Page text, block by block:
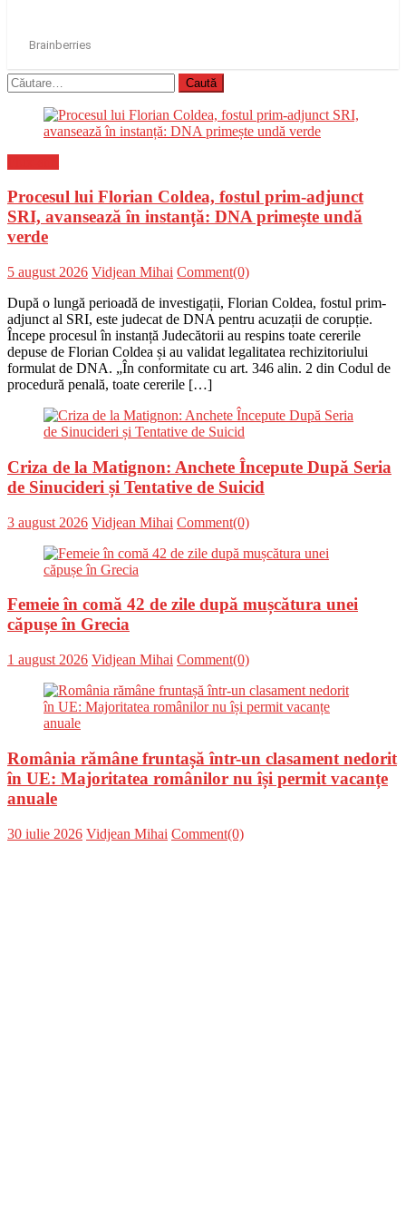
Caută
după:
Procesul lui Florian Coldea, fostul prim-adjunct
SRI, avansează în instanță: DNA primește undă
verde
Posted
5 august 2026 Author
Vidjean Mihai Comment(0)
După o lungă perioadă de investigații, Florian Coldea, fostul prim-
adjunct al SRI, este judecat de DNA pentru acuzații de corupție.
Începe procesul în instanță Judecătorii au respins toate cererile
depuse de Florian Coldea și au validat legalitatea rechizitoriului
formulat de DNA. „În conformitate cu art. 346 alin. 2 din Codul de
procedură penală, toate cererile […]
Criza de la Matignon: Anchete Începute După Seria
de Sinucideri și Tentative de Suicid
Posted
3 august 2026 Author
Vidjean Mihai Comment(0)
Femeie în comă 42 de zile după mușcătura unei
căpușe în Grecia
Posted
1 august 2026 Author
Vidjean Mihai Comment(0)
România rămâne fruntașă într-un clasament nedorit
în UE: Majoritatea românilor nu își permit vacanțe
anuale
Posted
30 iulie 2026 Author
Vidjean Mihai Comment(0)